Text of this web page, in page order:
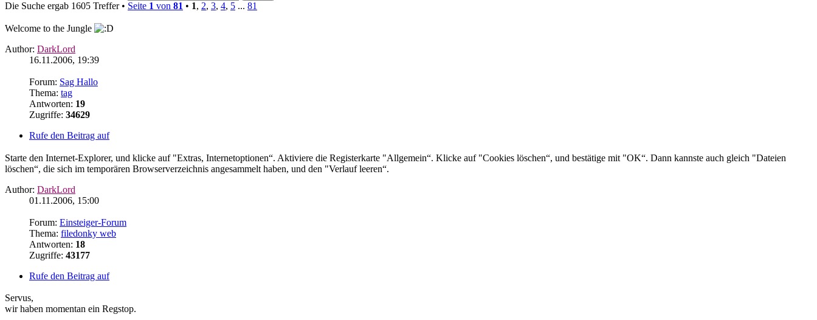
Die Suche ergab 1605 Treffer • Seite 1 von 81 • 1, 2, 3, 4, 5 ... 81
Welcome to the Jungle
Author: DarkLord
16.11.2006, 19:39
Forum: Sag Hallo
Thema: tag
Antworten: 19
Zugriffe: 34629
Rufe den Beitrag auf
Starte den Internet-Explorer, und klicke auf "Extras, Internetoptionen“. Aktiviere die Registerkarte "Allgemein“. Klicke auf "Cookies löschen“, und bestätige mit "OK“. Dann kannste auch gleich "Dateien
löschen“, die sich im temporären Browserverzeichnis angesammelt haben, und den "Verlauf leeren“.
Author: DarkLord
01.11.2006, 15:00
Forum: Einsteiger-Forum
Thema: filedonky web
Antworten: 18
Zugriffe: 43177
Rufe den Beitrag auf
Servus,
wir haben momentan ein Regstop.